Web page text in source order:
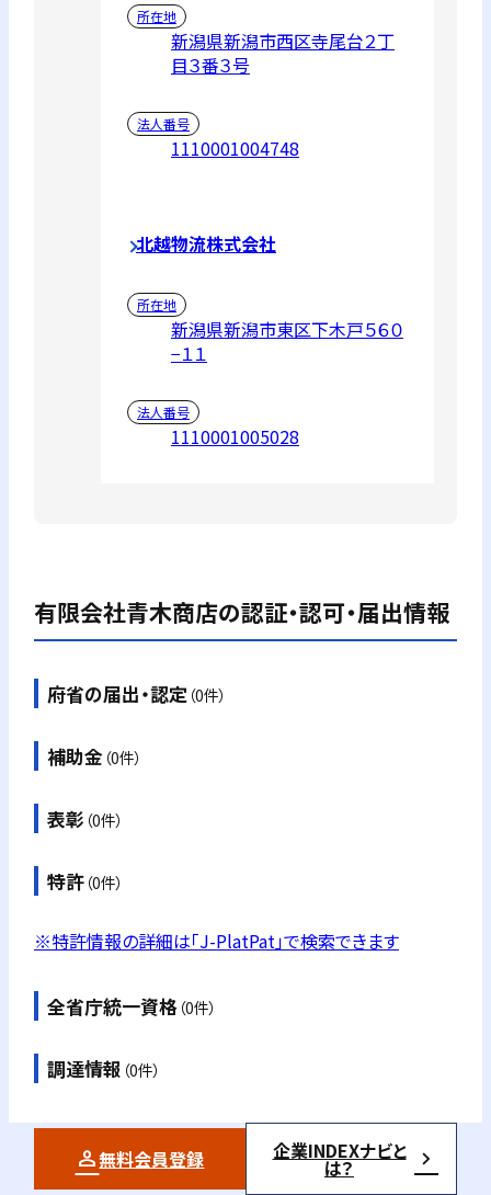
所在地
新潟県新潟市西区寺尾台２丁
目３番３号
法人番号
1110001004748
北越物流株式会社
所在地
新潟県新潟市東区下木戸５６０
−１１
法人番号
1110001005028
有限会社青木商店の認証・認可・届出情報
府省の届出・認定 （0件）
補助金 （0件）
表彰 （0件）
特許（0件）
※特許情報の詳細は「J-PlatPat」で検索できます
全省庁統一資格（0件）
調達情報 （0件）
無料会員登録 企業INDEXナビと
は？